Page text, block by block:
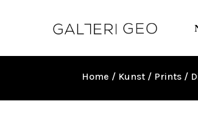
Home / Kunst / Prints /